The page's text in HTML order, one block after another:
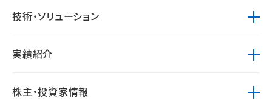
技術・ソリューション
実績紹介
株主・投資家情報